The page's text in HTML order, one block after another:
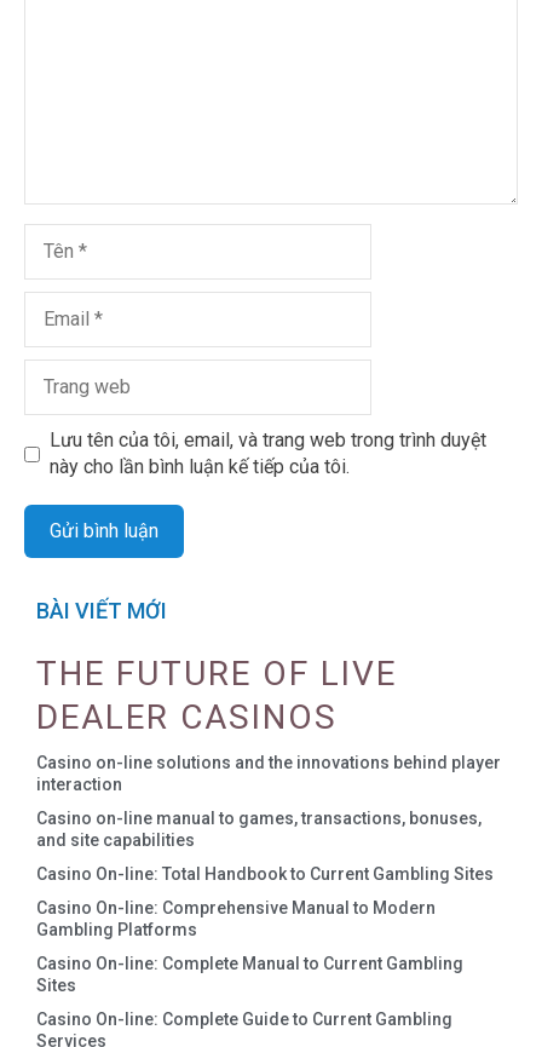
Lưu tên của tôi, email, và trang web trong trình duyệt
này cho lần bình luận kế tiếp của tôi.
BÀI VIẾT MỚI
THE FUTURE OF LIVE
DEALER CASINOS
Casino on-line solutions and the innovations behind player
interaction
Casino on-line manual to games, transactions, bonuses,
and site capabilities
Casino On-line: Total Handbook to Current Gambling Sites
Casino On-line: Comprehensive Manual to Modern
Gambling Platforms
Casino On-line: Complete Manual to Current Gambling
Sites
Casino On-line: Complete Guide to Current Gambling
Services